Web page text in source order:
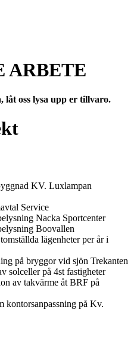
ARBETE
låt oss lysa upp er tillvaro.
KV. Luxlampan
Service
Nacka Sportcenter
Boovallen
lägenheter per år i
på bryggor vid sjön Trekanten
solceller på 4st fastigheter
av takvärme åt BRF på
på Kv.